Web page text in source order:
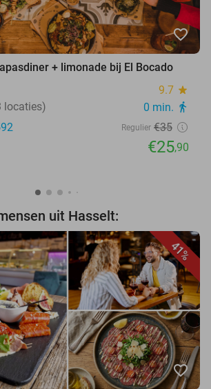
favorite_border
+ limonade bij El Bocado
9.7 star
locaties) 0 min. directions_walk
Regulier €35
€25,90
uit Hasselt:
41%
favorite_border